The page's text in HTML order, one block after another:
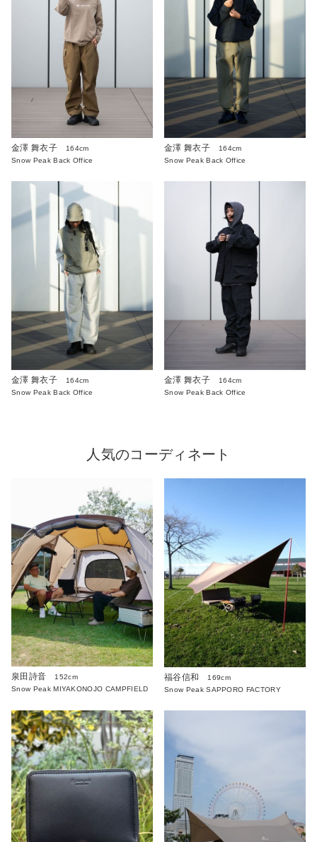
金澤 舞衣子
164cm
Snow Peak Back Office
金澤 舞衣子
164cm
Snow Peak Back Office
金澤 舞衣子
164cm
Snow Peak Back Office
金澤 舞衣子
164cm
Snow Peak Back Office
人気のコーディネート
泉田詩音
152cm
Snow Peak MIYAKONOJO CAMPFIELD
福谷信和
169cm
Snow Peak SAPPORO FACTORY